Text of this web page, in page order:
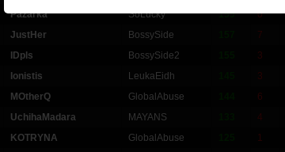
Pazarka SoLucky 159 0
JustHer BossySide 7
IDpls BossySide2 3
Ionistis LeukaEidh 3
MOtherQ GlobalAbuse 6
UchihaMadara MAYANS 4
KOTRYNA GlobalAbuse 1